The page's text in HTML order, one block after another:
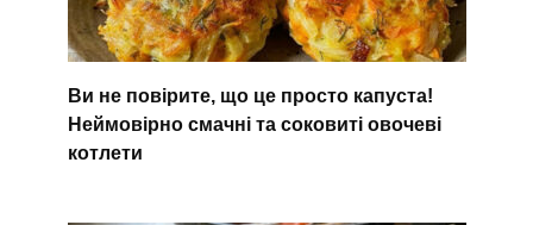
Ви не повірите, що це просто капуста!
Неймовірно смачні та соковиті овочеві
котлети